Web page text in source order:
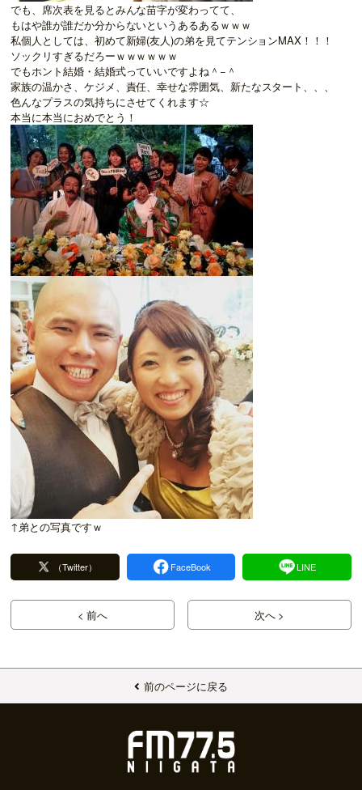
でも、席次表を見るとみんな苗字が変わってて、
もはや誰が誰だか分からないというあるあるｗｗｗ
私個人としては、初めて新婦(友人)の弟を見てテンションMAX！！！
ソックリすぎるだろーｗｗｗｗｗｗ
でもホント結婚・結婚式っていいですよね＾−＾
家族の温かさ、ケジメ、責任、幸せな雰囲気、新たなスタート、、、
色んなプラスの気持ちにさせてくれます☆
本当に本当におめでとう！
↑弟との写真ですｗ
（Twitter） FaceBook LINE
< 前へ 次へ >
前のページに戻る